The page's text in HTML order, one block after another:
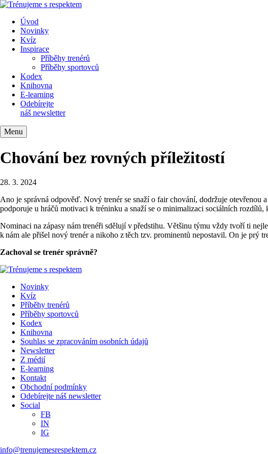
Úvod
Novinky
Kvíz
Inspirace
Příběhy trenérů
Příběhy sportovců
Kodex
Knihovna
E-learning
Odebírejte
náš newsletter
Menu
Chování bez rovných příležitostí
28. 3. 2024
Ano je správná odpověď. Nový trenér se snaží o fair chování, dodržuje
podporuje u hráčů motivaci k tréninku a snaží se o minimalizaci sociálních rozdílů,
Nominaci na zápasy nám trenéři sdělují v předstihu. Většinu týmu vždy tvoří ti
k nám ale přišel nový trenér a nikoho z těch tzv. prominentů nepostavil. On je prý
Zachoval se trenér správně?
Novinky
Kvíz
Příběhy trenérů
Příběhy sportovců
Kodex
Knihovna
Souhlas se zpracováním osobních údajů
Newsletter
Z médií
E-learning
Kontakt
Obchodní podmínky
Odebírejte náš newsletter
Social
FB
IN
IG
info@trenujemesrespektem.cz